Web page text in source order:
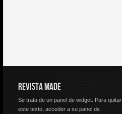
REVISTA MADE
Se trata de un panel de widget. Para quitar
este texto, acceder a su panel de